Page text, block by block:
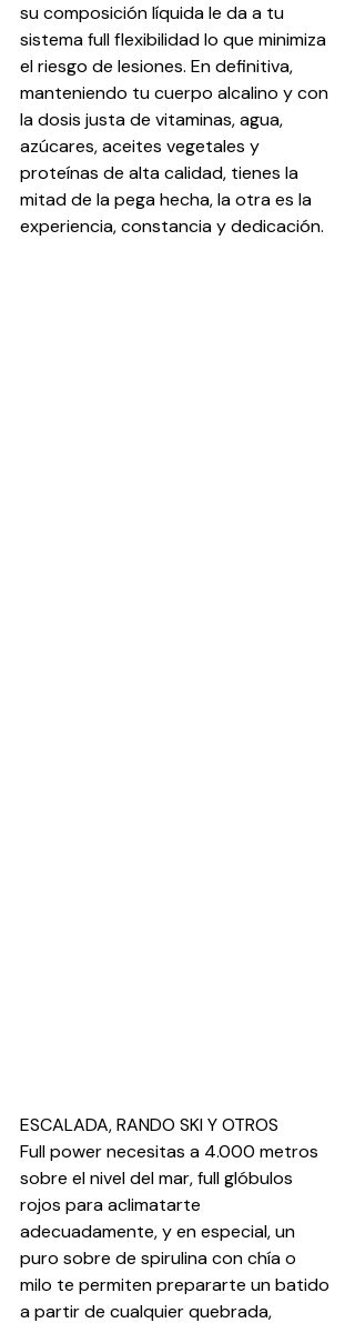
su composición líquida le da a tu
sistema full flexibilidad lo que minimiza
el riesgo de lesiones. En definitiva,
manteniendo tu cuerpo alcalino y con
la dosis justa de vitaminas, agua,
azúcares, aceites vegetales y
proteínas de alta calidad, tienes la
mitad de la pega hecha, la otra es la
experiencia, constancia y dedicación.
ESCALADA, RANDO SKI Y OTROS
Full power necesitas a 4.000 metros
sobre el nivel del mar, full glóbulos
rojos para aclimatarte
adecuadamente, y en especial, un
puro sobre de spirulina con chía o
milo te permiten prepararte un batido
a partir de cualquier quebrada,